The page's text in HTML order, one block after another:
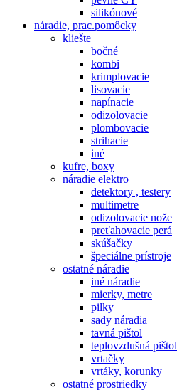
silikónové
náradie, prac.pomôcky
kliešte
bočné
kombi
krimplovacie
lisovacie
napínacie
odizolovacie
plombovacie
strihacie
iné
kufre, boxy
náradie elektro
detektory , testery
multimetre
odizolovacie nože
preťahovacie perá
skúšačky
špeciálne prístroje
ostatné náradie
iné náradie
mierky, metre
pilky
sady náradia
tavná pištol
teplovzdušná pištol
vrtačky
vrtáky, korunky
ostatné prostriedky